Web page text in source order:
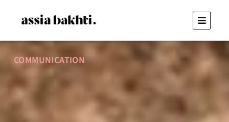
LES 5 ÉTAPES CLÉS POUR
RÉUSSIR SON LANCEMENT
COMMERCIAL
COMMUNICATION